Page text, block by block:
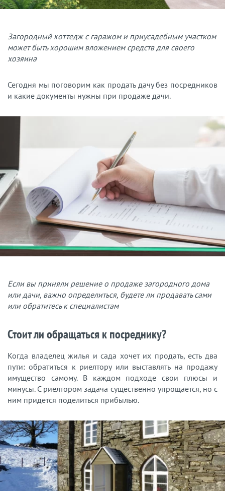
Загородный коттедж с гаражом и приусадебным участком
может быть хорошим вложением средств для своего
хозяина
Сегодня мы поговорим как продать дачу без посредников
и какие документы нужны при продаже дачи.
Если вы приняли решение о продаже загородного дома
или дачи, важно определиться, будете ли продавать сами
или обратитесь к специалистам
Стоит ли обращаться к посреднику?
Когда владелец жилья и сада хочет их продать, есть два
пути: обратиться к риелтору или выставлять на продажу
имущество самому. В каждом подходе свои плюсы и
минусы. С риелтором задача существенно упрощается, но с
ним придется поделиться прибылью.